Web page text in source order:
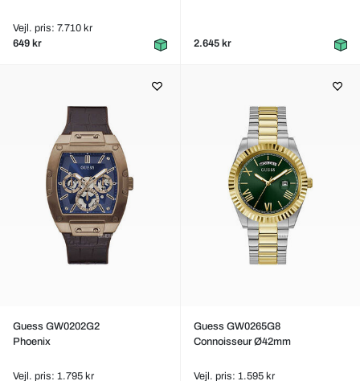
Vejl. pris: 7.710 kr
649 kr
2.645 kr
Guess GW0202G2
Phoenix
Vejl. pris: 1.795 kr
Guess GW0265G8
Connoisseur Ø42mm
Vejl. pris: 1.595 kr